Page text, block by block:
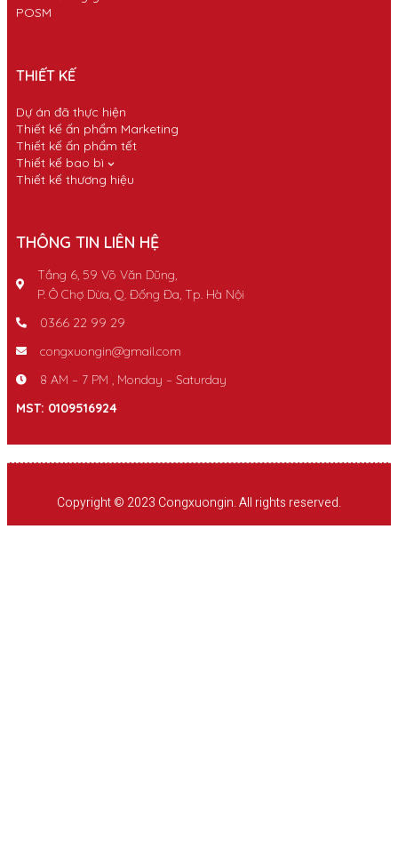
POSM
THIẾT KẾ
Dự án đã thực hiện
Thiết kế ấn phẩm Marketing
Thiết kế ấn phẩm tết
Thiết kế bao bì
Thiết kế thương hiệu
THÔNG TIN LIÊN HỆ
Tầng 6, 59 Võ Văn Dũng,
P. Ô Chợ Dừa, Q. Đống Đa, Tp. Hà Nội
0366 22 99 29
congxuongin@gmail.com
8 AM – 7 PM , Monday – Saturday
MST: 0109516924
Copyright © 2023 Congxuongin. All rights reserved.